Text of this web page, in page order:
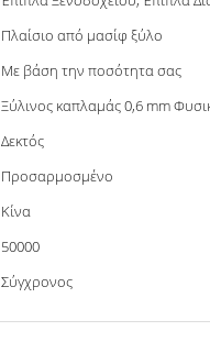
Πλαίσιο από μασίφ ξύλο
Με βάση την ποσότητα σας
Ξύλινος καπλαμάς 0,6 mm
Δεκτός
Προσαρμοσμένο
Κίνα
50000
Σύγχρονος